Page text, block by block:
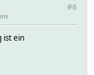
#6
ist ein